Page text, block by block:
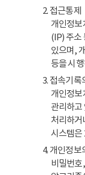
2. 접근통제
개인정보
(IP) 주소
있으며,
등을 시
3. 접속기록
개인정보
관리하고
처리하거
시스템은
4. 개인정보
비밀번호